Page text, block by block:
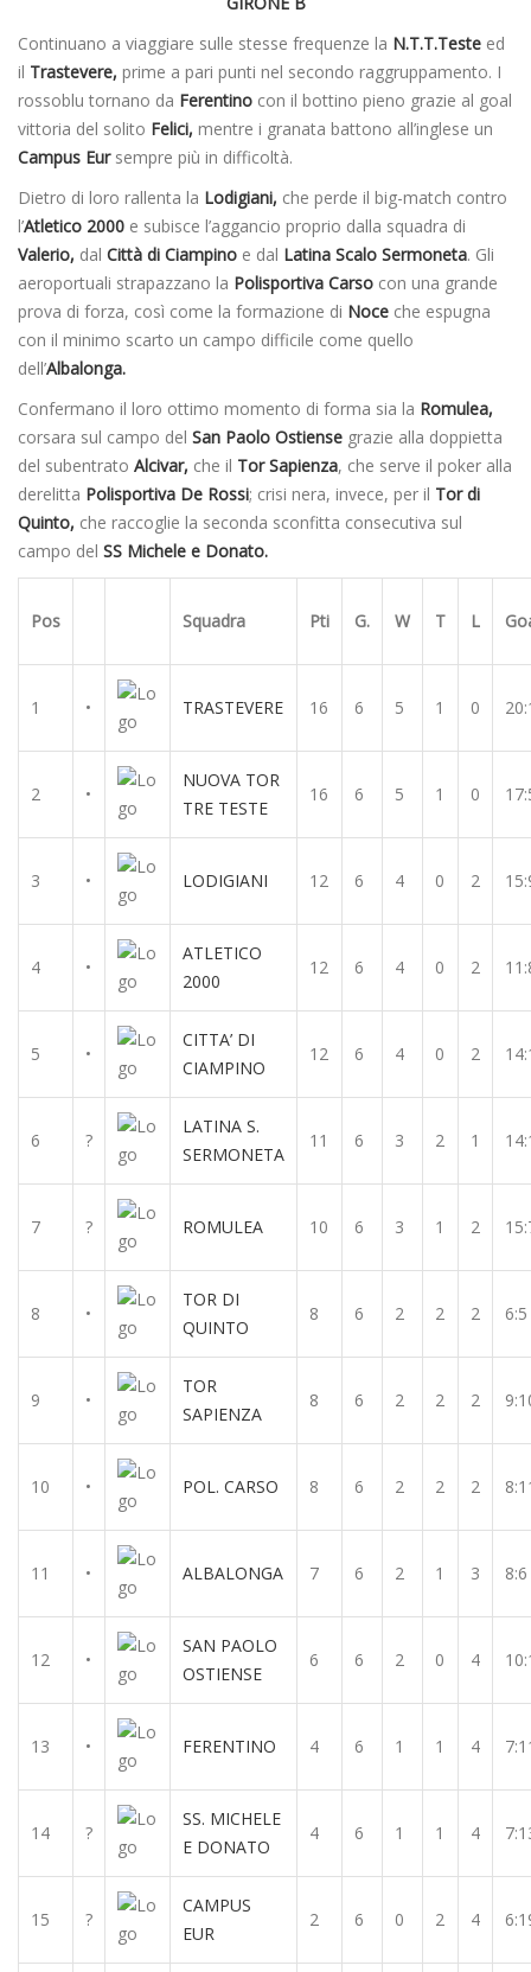
Continuano a viaggiare sulle stesse frequenze la N.T.T.Teste ed
il Trastevere, prime a pari punti nel secondo raggruppamento. I
rossoblu tornano da Ferentino con il bottino pieno grazie al goal
vittoria del solito Felici, mentre i granata battono all’inglese un
Campus Eursempre più in difficoltà.
Dietro di loro rallenta la Lodigiani, che perde il big-match contro
l’Atletico 2000 e subisce l’aggancio proprio dalla squadra di
Valerio, dal Città di Ciampino e dal Latina Scalo Sermoneta. Gli
aeroportuali strapazzano la Polisportiva Carso con una grande
prova di forza, così come la formazione di Noce che espugna
con il minimo scarto un campo difficile come quello
dell’Albalonga.
Confermano il loro ottimo momento di forma sia la Romulea,
corsara sul campo del San Paolo Ostiense grazie alla doppietta
del subentrato Alcivar, che il Tor Sapienza, che serve il poker alla
derelitta Polisportiva De Rossi; crisi nera, invece, per il Tor di
Quinto, che raccoglie la seconda sconfitta consecutiva sul
campo del SS Michele e Donato.
Pos Squadra Pti G. W T L
1 • TRASTEVERE 16 6 5 1 0
2 •
NUOVA TOR
TRE TESTE
16 6 5 1 0
3 • LODIGIANI 12 6 4 0 2
4 •
ATLETICO
2000
12 6 4 0 2
5 •
CITTA’ DI
CIAMPINO
12 6 4 0 2
6 ?
LATINA S.
SERMONETA
11 6 3 2 1
7 ? ROMULEA 10 6 3 1 2
8 •
TOR DI
QUINTO
8 6 2 2 2 6:5
9 •
TOR
SAPIENZA
8 6 2 2 2
10 • POL. CARSO 8 6 2 2 2
11 • ALBALONGA 7 6 2 1 3 8:6
12 •
SAN PAOLO
OSTIENSE
6 6 2 0 4
13 • FERENTINO 4 6 1 1 4
14 ?
SS. MICHELE
E DONATO
4 6 1 1 4
15 ?
CAMPUS
EUR
2 6 0 2 4